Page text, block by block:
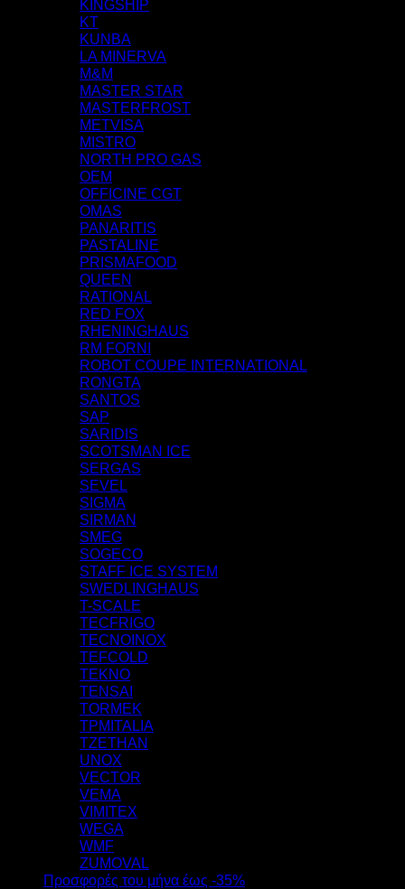
KINGSHIP
KT
KUNBA
LA MINERVA
M&M
MASTER STAR
MASTERFROST
METVISA
MISTRO
NORTH PRO GAS
OEM
OFFICINE CGT
OMAS
PANARITIS
PASTALINE
PRISMAFOOD
QUEEN
RATIONAL
RED FOX
RHENINGHAUS
RM FORNI
ROBOT COUPE INTERNATIONAL
RONGTA
SANTOS
SAP
SARIDIS
SCOTSMAN ICE
SERGAS
SEVEL
SIGMA
SIRMAN
SMEG
SOGECO
STAFF ICE SYSTEM
SWEDLINGHAUS
T-SCALE
TECFRIGO
TECNOINOX
TEFCOLD
TEKNO
TENSAI
TORMEK
TPMITALIA
TZETHAN
UNOX
VECTOR
VEMA
VIMITEX
WEGA
WMF
ZUMOVAL
Προσφορές του μήνα έως -35%